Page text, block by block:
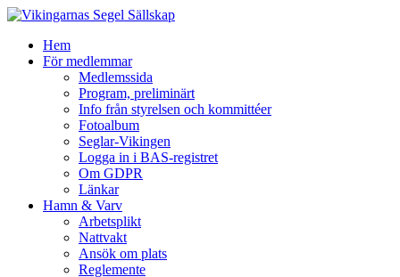
Hem
För medlemmar
Medlemssida
Program, preliminärt
Info från styrelsen och kommittéer
Fotoalbum
Seglar-Vikingen
Logga in i BAS-registret
Om GDPR
Länkar
Hamn & Varv
Arbetsplikt
Nattvakt
Ansök om plats
Reglemente